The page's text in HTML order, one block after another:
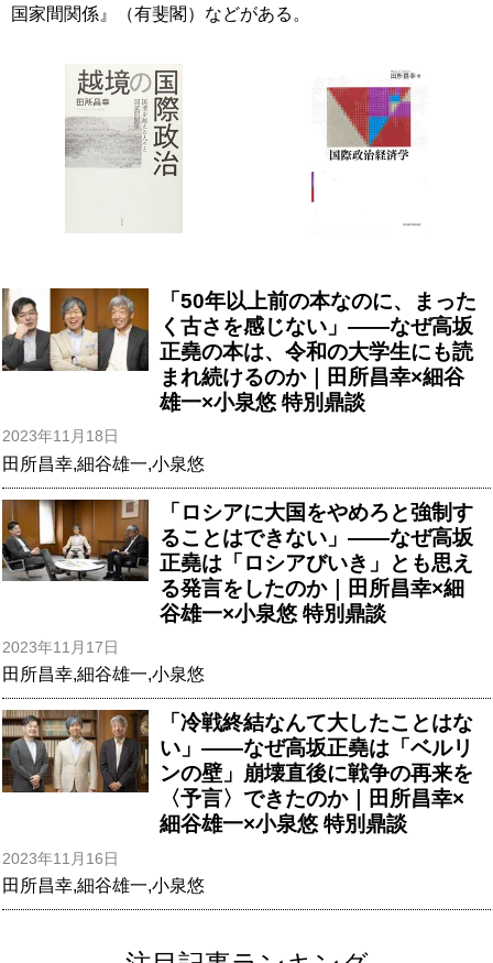
国家間関係』（有斐閣）などがある。
「50年以上前の本なのに、まった
く古さを感じない」――なぜ高坂
正堯の本は、令和の大学生にも読
まれ続けるのか｜田所昌幸×細谷
雄一×小泉悠 特別鼎談
2023年11月18日
田所昌幸,細谷雄一,小泉悠
「ロシアに大国をやめろと強制す
ることはできない」――なぜ高坂
正堯は「ロシアびいき」とも思え
る発言をしたのか｜田所昌幸×細
谷雄一×小泉悠 特別鼎談
2023年11月17日
田所昌幸,細谷雄一,小泉悠
「冷戦終結なんて大したことはな
い」――なぜ高坂正堯は「ベルリ
ンの壁」崩壊直後に戦争の再来を
〈予言〉できたのか｜田所昌幸×
細谷雄一×小泉悠 特別鼎談
2023年11月16日
田所昌幸,細谷雄一,小泉悠